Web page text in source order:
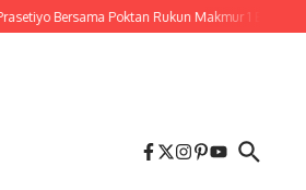
Poktan Rukun Makmur 1 Bersihkan Parit